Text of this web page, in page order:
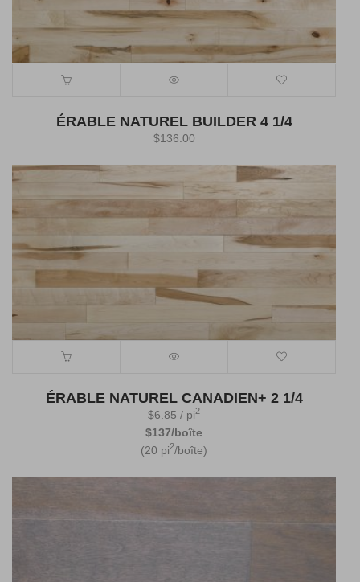
ÉRABLE NATUREL BUILDER 4 1/4
$136.00
ÉRABLE NATUREL CANADIEN+ 2 1/4
$6.85 / pi2
$137/boîte
(20 pi2/boîte)